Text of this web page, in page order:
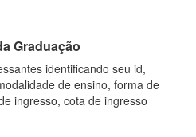
Graduação
identificando seu id,
de ensino, forma de
ingresso, cota de ingresso